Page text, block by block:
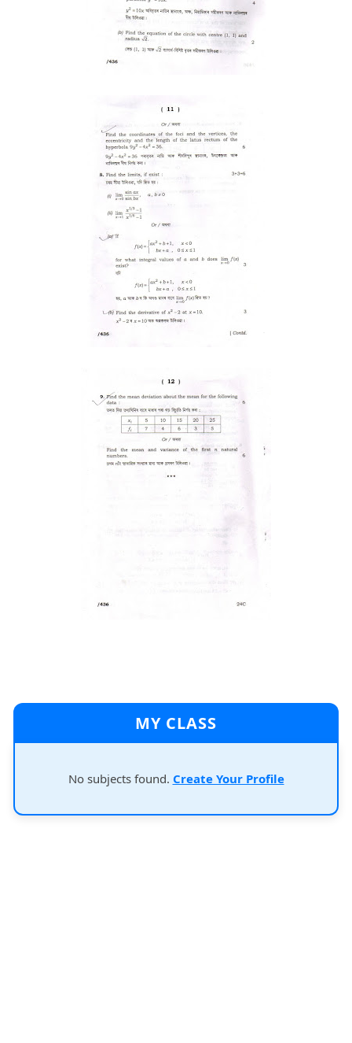
MY CLASS
No subjects found. Create Your Profile